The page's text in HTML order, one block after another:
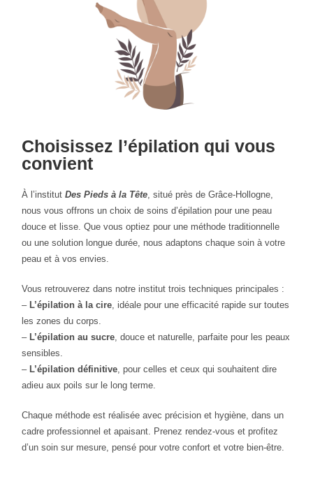
Choisissez l’épilation qui vous
convient
À l’institutDes Pieds à la Tête , situé près de Grâce‑Hollogne,
nous vous offrons un choix de soins d’épilation pour une peau
douce et lisse. Que vous optiez pour une méthode traditionnelle
ou une solution longue durée, nous adaptons chaque soin à votre
peau et à vos envies.
Vous retrouverez dans notre institut trois techniques principales :
– L’épilation à la cire , idéale pour une efficacité rapide sur toutes
les zones du corps.
– L’épilation au sucre , douce et naturelle, parfaite pour les peaux
sensibles.
– L’épilation définitive , pour celles et ceux qui souhaitent dire
adieu aux poils sur le long terme.
Chaque méthode est réalisée avec précision et hygiène, dans un
cadre professionnel et apaisant. Prenez rendez-vous et profitez
d’un soin sur mesure, pensé pour votre confort et votre bien-être.